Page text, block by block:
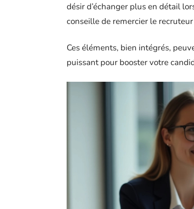
désir d’échanger plus en détail
conseille de remercier le
Ces éléments, bien intégrés,
puissant pour booster votre